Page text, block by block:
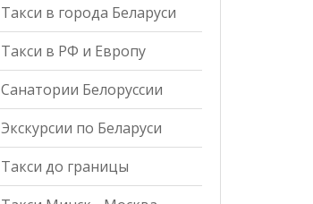
Такси в города Беларуси
Такси в РФ и Европу
Санатории Белоруссии
Экскурсии по Беларуси
Такси до границы